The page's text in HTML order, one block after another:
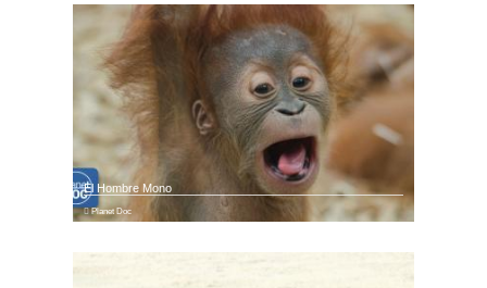
El Hombre Mono
Planet Doc